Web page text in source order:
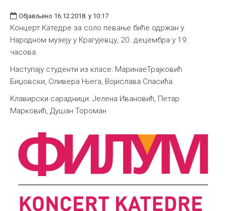
Објављено 16.12.2018. у 10:17
Концерт Катедре за соло певање биће одржан у
Народном музеју у Крагујевцу, 20. децембра у 19.
часова.
Наступају студенти из класе: МаринаеТрајковић
Биџовски, Оливера Њега, Војислава Спасића.
Kлавирски сарадници: Јелена Ивановић, Петар
Марковић, Душан Тороман